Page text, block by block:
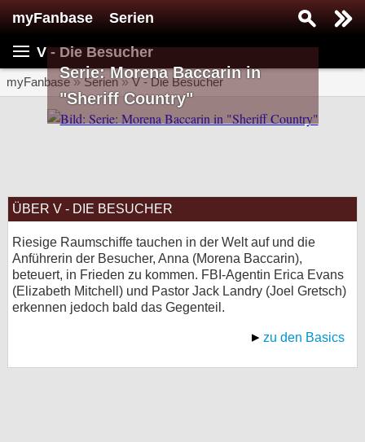
myFanbase Serien
V - Die Besucher
myFanbase»Serien»V - Die Besucher
Serie: Morena Baccarin in
"Sheriff Country"
ÜBER V - DIE BESUCHER
Riesige Raumschiffe tauchen in der Welt auf und die
Anführerin der Besucher, Anna (Morena Baccarin),
beteuert, in Frieden zu kommen. FBI-Agentin Erica Evans
(Elizabeth Mitchell) und Pastor Jack Landry (Joel Gretsch)
erkennen jedoch bald das Gegenteil.
zu den Basics
SERIEN
Serien
Veranstaltungen
KULTUR
Specials
SERVICE
Gewinnspiele